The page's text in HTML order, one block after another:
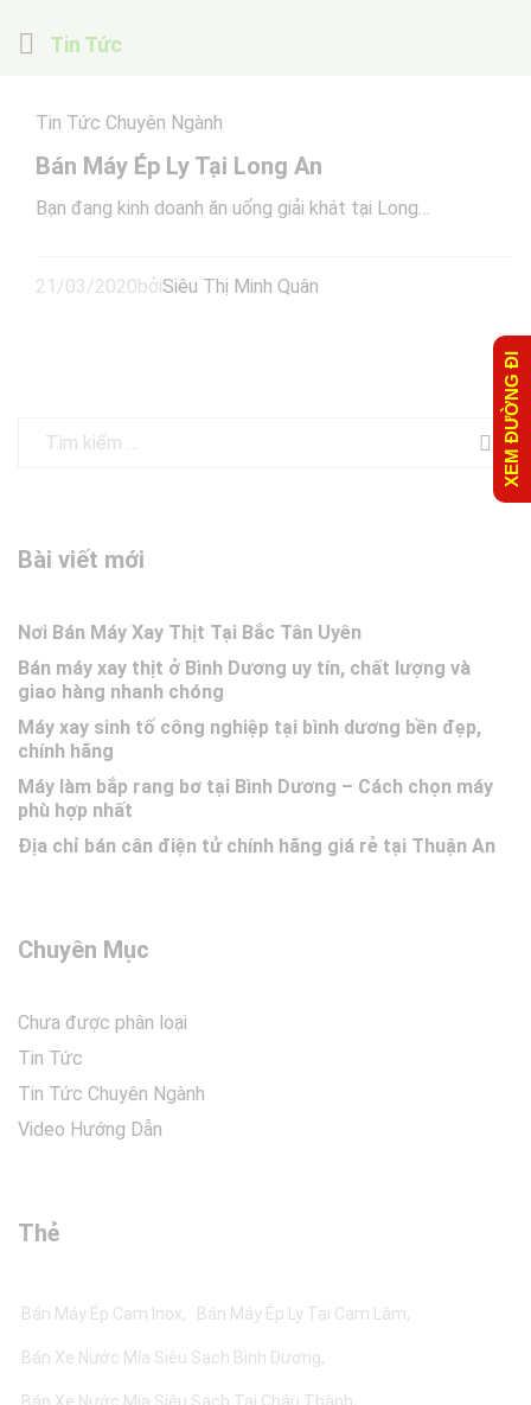
Tin Tức
Tin Tức Chuyên Ngành
Bán Máy Ép Ly Tại Long An
Bạn đang kinh doanh ăn uống giải khát tại Long…
21/03/2020bởiSiêu Thị Minh Quân
Bài viết mới
Nơi Bán Máy Xay Thịt Tại Bắc Tân Uyên
Bán máy xay thịt ở Bình Dương uy tín, chất lượng và
giao hàng nhanh chóng
Máy xay sinh tố công nghiệp tại bình dương bền đẹp,
chính hãng
Máy làm bắp rang bơ tại Bình Dương – Cách chọn máy
phù hợp nhất
Địa chỉ bán cân điện tử chính hãng giá rẻ tại Thuận An
Chuyên Mục
Chưa được phân loại
Tin Tức
Tin Tức Chuyên Ngành
Video Hướng Dẫn
Thẻ
Bán Máy Ép Cam Inox Bán Máy Ép Ly Tại Cam Lâm
Bán Xe Nước Mía Siêu Sạch Bình Dương
XEM ĐƯỜNG ĐI